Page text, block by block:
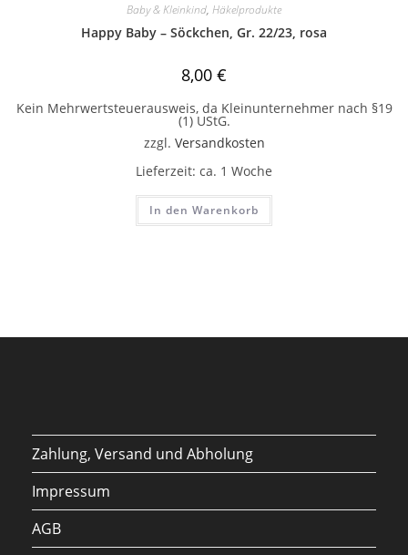
Baby & Kleinkind, Häkelprodukte
Happy Baby – Söckchen, Gr. 22/23, rosa
8,00 €
Kein Mehrwertsteuerausweis, da Kleinunternehmer nach §19
(1) UStG.
zzgl. Versandkosten
Lieferzeit: ca. 1 Woche
In den Warenkorb
Zahlung, Versand und Abholung
Impressum
AGB